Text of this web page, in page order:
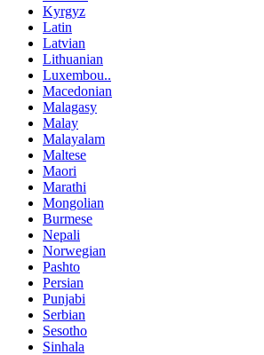
Kyrgyz
Latin
Latvian
Lithuanian
Luxembou..
Macedonian
Malagasy
Malay
Malayalam
Maltese
Maori
Marathi
Mongolian
Burmese
Nepali
Norwegian
Pashto
Persian
Punjabi
Serbian
Sesotho
Sinhala